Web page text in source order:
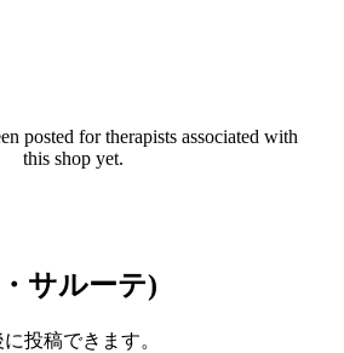
posted for therapists associated with
this shop yet.
サルーテ)
投稿できます。